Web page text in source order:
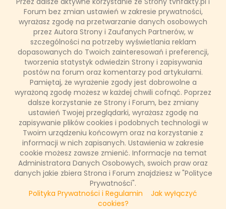
Forum bez zmian ustawień w zakresie prywatności,
wyrażasz zgodę na przetwarzanie danych osobowych
przez Autora Strony i Zaufanych Partnerów, w
szczególności na potrzeby wyświetlania reklam
dopasowanych do Twoich zainteresowań i preferencji,
tworzenia statystyk odwiedzin Strony i zapisywania
postów na forum oraz komentarzy pod artykułami.
Pamiętaj, że wyrażenie zgody jest dobrowolne a
wyrażoną zgodę możesz w każdej chwili cofnąć. Poprzez
dalsze korzystanie ze Strony i Forum, bez zmiany
ustawień Twojej przeglądarki, wyrażasz zgodę na
zapisywanie plików cookies i podobnych technologii w
Twoim urządzeniu końcowym oraz na korzystanie z
informacji w nich zapisanych. Ustawienia w zakresie
cookie możesz zawsze zmienić. Informacje na temat
Administratora Danych Osobowych, swoich praw oraz
danych jakie zbiera Strona i Forum znajdziesz w "Polityce
Prywatności".
Polityka Prywatności i Regulamin
Jak wyłączyć
cookies?
PARTNERZY
SONDA
NASZE WYWIADY
FAKTY TVN
WAŻNE RELACJE